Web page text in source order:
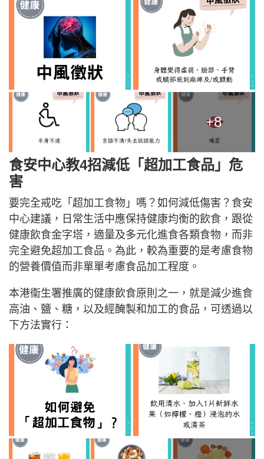
+8
食安中心教4招減低「超加工食品」危
害
要完全戒吃「超加工食物」嗎？如何減低傷害？食安
中心建議，日常生活中應保持健康均衡的飲食，跟從
健康飲食金字塔，適量及多元化進食各類食物，而非
完全避免超加工食品。為此，較為重要的是考慮食物
的營養價值而非單單考慮食品加工程度。
本港衞生署推廣的健康飲食原則之一，就是減少進食
高油、鹽、糖，以及經醃製和加工的食品，可透過以
下方法實行：